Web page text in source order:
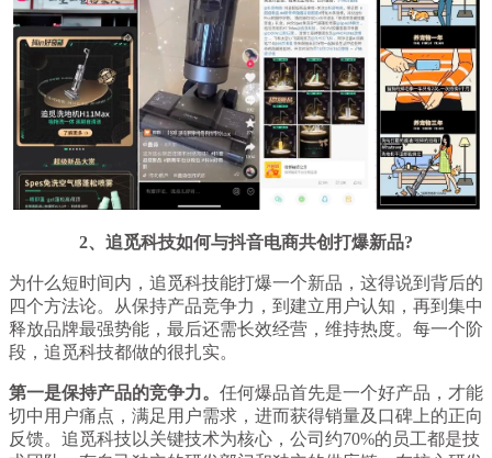
2、追觅科技如何与抖音电商共创打爆新品?
为什么短时间内，追觅科技能打爆一个新品，这得说到背后的
四个方法论。从保持产品竞争力，到建立用户认知，再到集中
释放品牌最强势能，最后还需长效经营，维持热度。每一个阶
段，追觅科技都做的很扎实。
第一是保持产品的竞争力。 任何爆品首先是一个好产品，才能
切中用户痛点，满足用户需求，进而获得销量及口碑上的正向
反馈。追觅科技以关键技术为核心，公司约70%的员工都是技